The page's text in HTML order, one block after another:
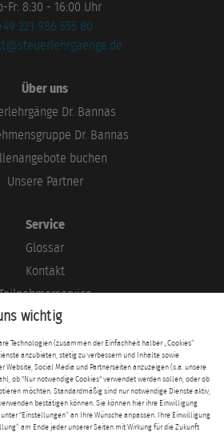
Fr: 8:30 - 16:00 Uhr
221 986 555 80
Über uns
Dr. Bannas
Dr. Bannas
buchen
Unsere Partner
Service
Glossar
Kontakt
Blog
Rechtliches
Impressum
Datenschutz
AGB
wichtig
Technologien (zusammen der Einfachheit halber „Cookies“
anzubieten, stetig zu verbessern und Inhalte sowie
Website, Social Media und Partnerseiten anzuzeigen (s.a. unsere
ob "Nur notwendige Cookies" verwendet werden sollen, oder ob
möchten. Standardmäßig sind nur notwendige Dienste aktiv,
bestätigen können. Sie können hier ihre Einwilligung
"Einstellungen“ an Ihre Wünsche anpassen. Ihre Einwilligung
am Ende jeder unserer Seiten mit Wirkung für die Zukunft